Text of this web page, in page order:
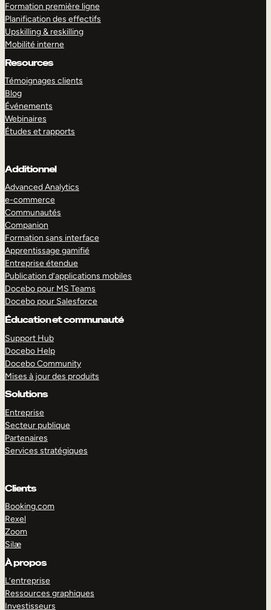
Formation première ligne
Planification des effectifs
Upskilling & reskilling
Mobilité interne
Resources
Témoignages clients
Blog
Événements
Webinaires
Études et rapports
Additionnel
Advanced Analytics
e-commerce
Communautés
Companion
Formation sans interface
Apprentissage gamifié
Entreprise étendue
Publication d’applications mobiles
Docebo pour MS Teams
Docebo pour Salesforce
Éducation et communauté
Support Hub
Docebo Help
Docebo Community
Mises à jour des produits
Solutions
Entreprise
Secteur publique
Partenaires
Services stratégiques
Clients
Booking.com
Rexel
Zoom
Silæ
À propos
L’entreprise
Ressources graphiques
Investisseurs